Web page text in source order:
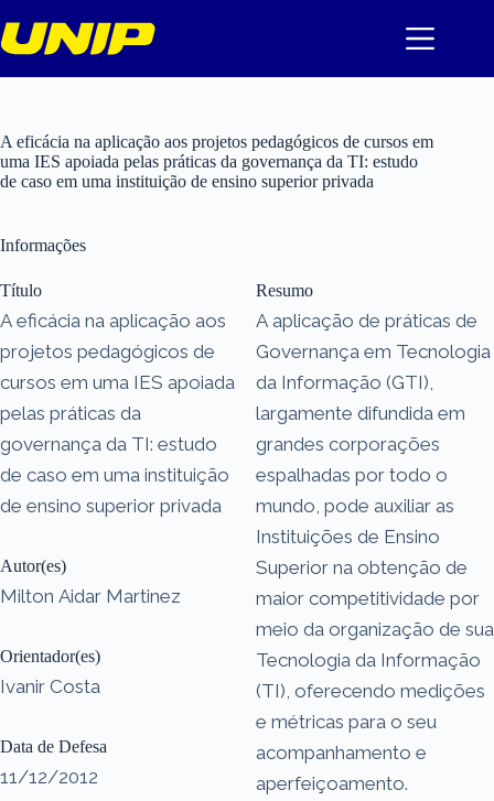
para
o
A eficácia na aplicação aos projetos pedagógicos de cursos em
uma IES apoiada pelas práticas da governança da TI: estudo
de caso em uma instituição de ensino superior privada
Informações
Título
A eficácia na aplicação aos
projetos pedagógicos de
cursos em uma IES apoiada
pelas práticas da
governança da TI: estudo
de caso em uma instituição
de ensino superior privada
Autor(es)
Milton Aidar Martinez
Orientador(es)
Ivanir Costa
Data de Defesa
11/12/2012
Resumo
A aplicação de práticas de
Governança em Tecnologia
da Informação (GTI),
largamente difundida em
grandes corporações
espalhadas por todo o
mundo, pode auxiliar as
Instituições de Ensino
Superior na obtenção de
maior competitividade por
meio da organização de sua
Tecnologia da Informação
(TI), oferecendo medições
e métricas para o seu
acompanhamento e
aperfeiçoamento.